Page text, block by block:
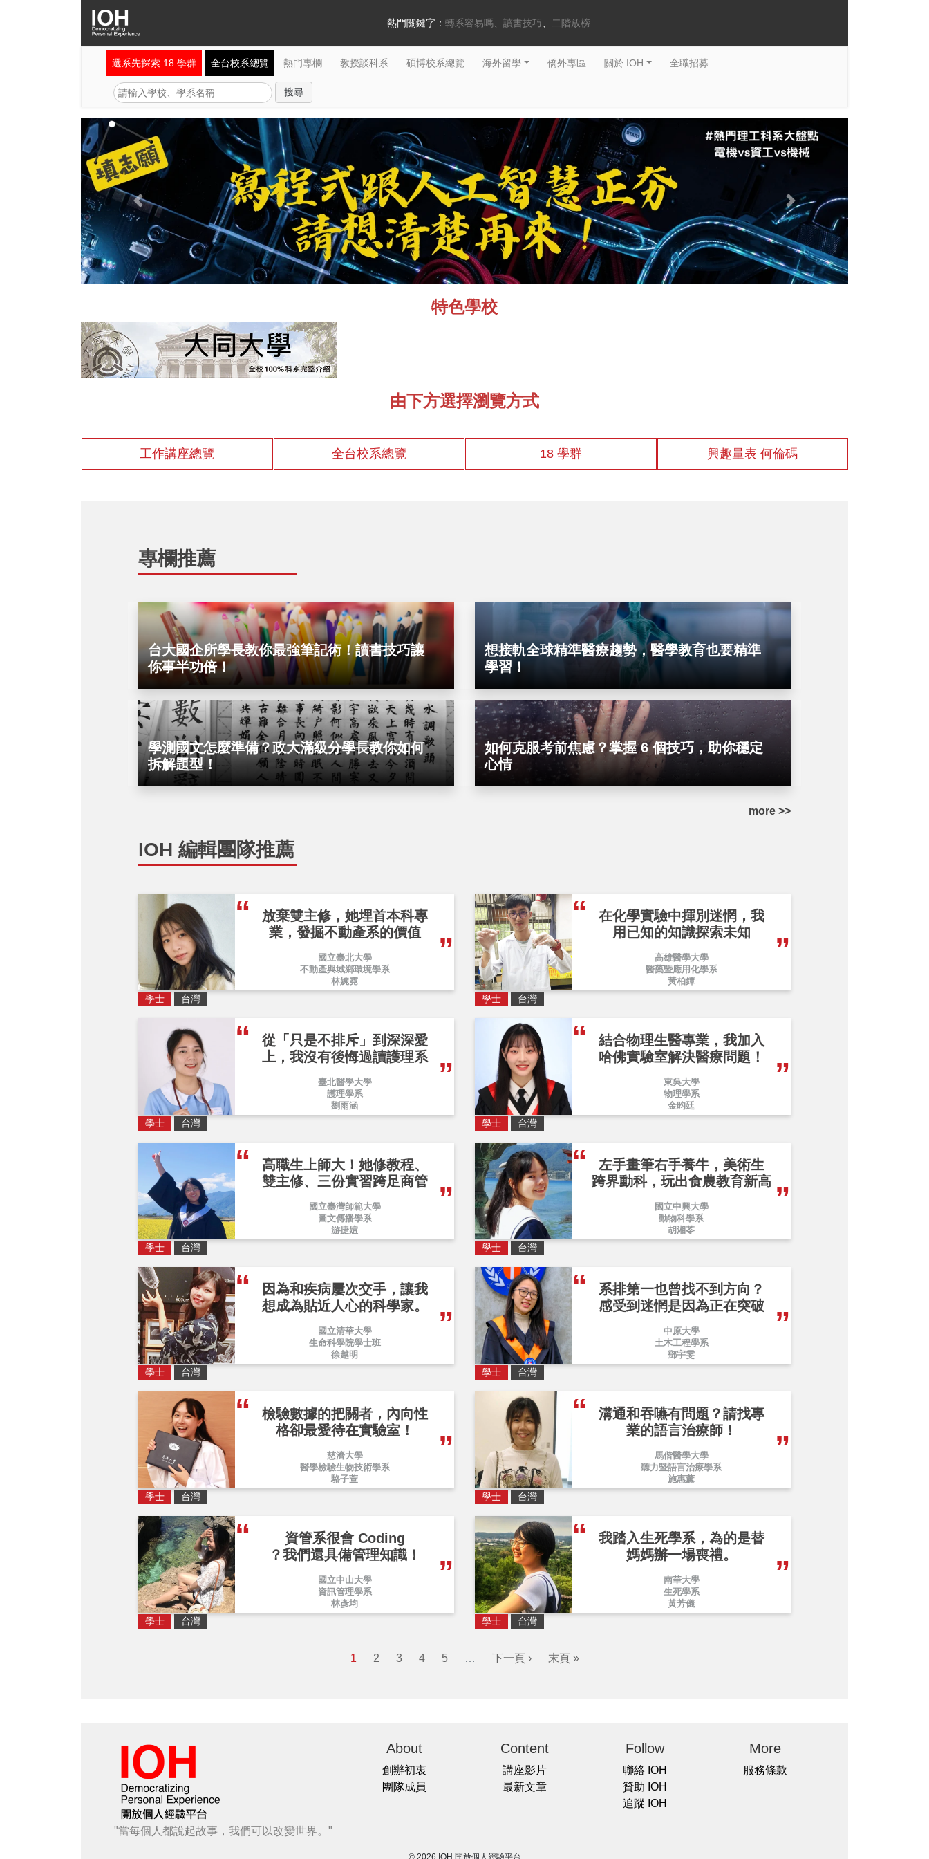
熱門關鍵字： 轉系容易嗎 讀書技巧 二階放榜
選系先探索 18 學群 全台校系總覽 熱門專欄 教授談科系 碩博校系總覽 海外留學 僑外專區 關於 IOH 全職招募
特色學校
由下方選擇瀏覽方式
工作講座總覽 全台校系總覽 18 學群 興趣量表 何倫碼
專欄推薦
台大國企所學長教你最強筆記術！讀書技巧讓
你事半功倍！
想接軌全球精準醫療趨勢，醫學教育也要精準
學習！
學測國文怎麼準備？政大滿級分學長教你如何
拆解題型！
如何克服考前焦慮？掌握 6 個技巧，助你穩定
心情
more >>
IOH 編輯團隊推薦
放棄雙主修，她埋首本科專
業，發掘不動產系的價值
國立臺北大學
不動產與城鄉環境學系
林婉霓
學士 台灣
在化學實驗中揮別迷惘，我
用已知的知識探索未知
高雄醫學大學
醫藥暨應用化學系
黃柏鐔
學士 台灣
從「只是不排斥」到深深愛
上，我沒有後悔過讀護理系
臺北醫學大學
護理學系
劉雨涵
學士 台灣
結合物理生醫專業，我加入
哈佛實驗室解決醫療問題！
東吳大學
物理學系
金昀廷
學士 台灣
高職生上師大！她修教程、
雙主修、三份實習跨足商管
國立臺灣師範大學
圖文傳播學系
游捷媗
學士 台灣
左手畫筆右手養牛，美術生
跨界動科，玩出食農教育新高
國立中興大學
動物科學系
胡湘苓
學士 台灣
因為和疾病屢次交手，讓我
想成為貼近人心的科學家。
國立清華大學
生命科學院學士班
徐越明
學士 台灣
系排第一也曾找不到方向？
感受到迷惘是因為正在突破
中原大學
土木工程學系
鄧宇雯
學士 台灣
檢驗數據的把關者，內向性
格卻最愛待在實驗室！
慈濟大學
醫學檢驗生物技術學系
駱子萱
學士 台灣
溝通和吞嚥有問題？請找專
業的語言治療師！
馬偕醫學大學
聽力暨語言治療學系
施惠薰
學士 台灣
資管系很會 Coding
？我們還具備管理知識！
國立中山大學
資訊管理學系
林彥均
學士 台灣
我踏入生死學系，為的是替
媽媽辦一場喪禮。
南華大學
生死學系
黃芳儀
學士 台灣
1 2 3 4 5 … 下一頁 › 末頁 »
"當每個人都說起故事，我們可以改變世界。"
About
創辦初衷
團隊成員
Content
講座影片
最新文章
Follow
聯絡 IOH
贊助 IOH
追蹤 IOH
More
服務條款
© 2026 IOH 開放個人經驗平台